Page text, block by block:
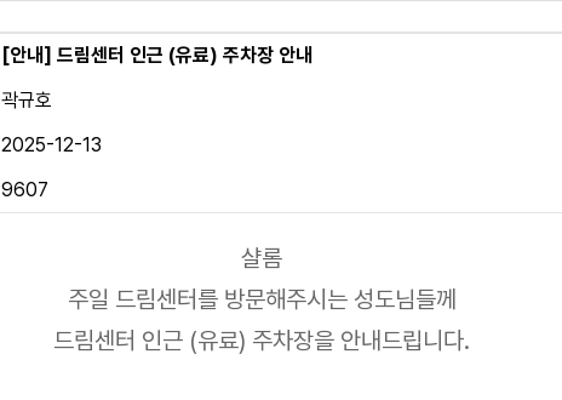
[안내] 드림센터 인근 (유료) 주차장 안내
곽규호
2025-12-13
9607
샬롬
주일 드림센터를 방문해주시는 성도님들께
드림센터 인근 (유료) 주차장을 안내드립니다.